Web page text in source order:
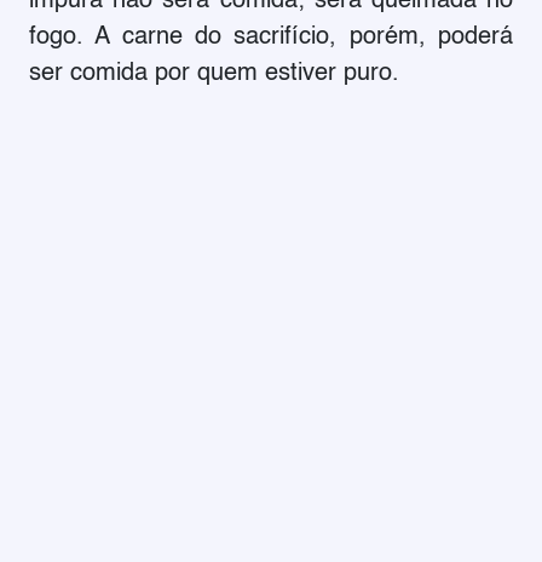
fogo. A carne do sacrifício, porém, poderá
ser comida por quem estiver puro.